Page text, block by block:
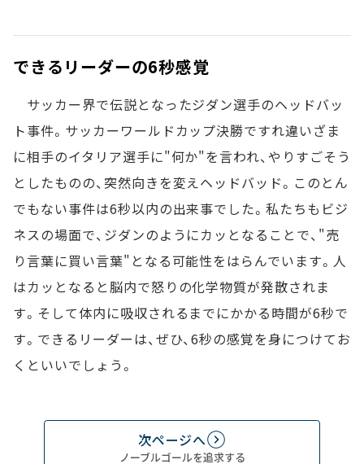
できるリーダーの6秒感覚
サッカー界で伝説となったジダン選手のヘッドバッ
ト事件。サッカーワールドカップ決勝ですれ違いざま
に相手のイタリア選手に"何か"を言われ、やりすごそう
としたものの、突然向きを変えヘッドバッド。このとん
でもない事件は6秒以内の出来事でした。私たちもビジ
ネスの場面で、ジダンのようにカッとなることで、"売
り言葉に買い言葉"となる可能性をはらんでいます。人
はカッとなると脳内で怒りの化学物質が発散されま
す。そして体内に吸収されるまでにかかる時間が6秒で
す。できるリーダーは、ぜひ、6秒の感覚を身につけてお
くといいでしょう。
次ページへ
ノーブルゴールを追求する